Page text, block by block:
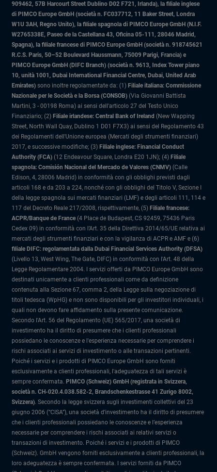
909462, 57B Harcourt Street Dublino D02 F721, Irlanda), la filiale inglese
di PIMCO Europe GmbH (società n. FC037712, 11 Baker Street, Londra
W1U 3AH, Regno Unito), la filiale spagnola di PIMCO Europe GmbH (N.I.F.
W2765338E, Paseo de la Castellana 43, Oficina 05-111, 28046 Madrid,
Spagna), la filiale francese di PIMCO Europe GmbH (società n. 918745621
R.C.S. Paris, 50–52 Boulevard Haussmann, 75009 Parigi, Francia) e
PIMCO Europe GmbH (DIFC Branch) (società n. 9613, Index Tower piano
10, unità 1001, Dubai International Financial Centre, Dubai, United Arab
Emirates) sono inoltre regolamentate da: (1) Filiale italiana: Commissione
Nazionale per le Società e la Borsa (CONSOB) (Via Giovanni Battista
Martini, 3 - 00198 Roma) ai sensi dell'articolo 27 del Testo Unico
Finanziario; (2) Filiale irlandese: Central Bank of Ireland (New Wapping
Street, North Wall Quay, Dublino 1 D01 F7X3) ai sensi del Regolamento 43
dei Regolamenti dell'Unione europea (Mercati degli strumenti finanziari)
2017, e successive modifiche; (3) Filiale inglese: Financial Conduct
Authority (FCA) (12 Endeavour Square, Londra E20 1JN); (4) Filiale
spagnola: Comisión Nacional del Mercado de Valores (CNMV) (Calle
Edison, 4, 28006 Madrid) in conformità con gli obblighi previsti dagli
articoli 168 e da 203 a 224, nonché con gli obblighi del Titolo V, Sezione I
della legge spagnola sui mercati finanziari (LMF) e degli articoli 111, 114 e
117 del Decreto Reale 217/2008, rispettivamente, (5) Filiale francese:
ACPR/Banque de France (4 Place de Budapest, CS 92459, 75436 Paris
Cedex 09) in conformità con l’Art. 35 della Direttiva 2014/65/UE relativa ai
mercati degli strumenti finanziari e con la vigilanza di ACPR e AMF e (6)
filiale DIFC: regolamentata dalla Dubai Financial Services Authority (DFSA)
(Livello 13, West Wing, The Gate, DIFC) in conformità con l'Art. 48 della
Legge Regolamentare 2004. I servizi offerti da PIMCO Europe GmbH sono
destinati unicamente a clienti professionali come da definizione
contenuta alla Sezione 67, comma 2, della Legge sulla negoziazione di
titoli tedesca (WpHG) e non sono disponibili per gli investitori individuali, i
quali non devono fare affidamento sulla presente comunicazione.
Secondo l'Art. 56 del Regolamento (UE) 565/2017, una società di
investimento ha il diritto di presumere che i clienti professionali
possiedano le conoscenze e l'esperienza necessarie per comprendere i
rischi associati ai servizi di investimento o alle transazioni pertinenti.
Poiché i servizi e i prodotti di PIMCO Europe GmbH sono forniti
esclusivamente a clienti professionali, l'adeguatezza di tali servizi è
sempre confermata. PIMCO (Schweiz) GmbH (registrata in Svizzera,
società n. CH-020.4.038.582-2, Brandschenkestrasse 41 Zurigo 8002,
Svizzera). Secondo la legge svizzera sugli investimenti collettivi del 23
giugno 2006 (“CISA”), una società d’investimento ha il diritto di presumere
che i clienti professionali possiedano le conoscenze e l’esperienza
necessarie per comprendere i rischi associati ai relativi servizi o
transazioni di investimento. Poiché i servizi e i prodotti di PIMCO
(Schweiz). GmbH vengono forniti esclusivamente a clienti professionali, la
loro adeguatezza è sempre confermata.
I servizi forniti da PIMCO